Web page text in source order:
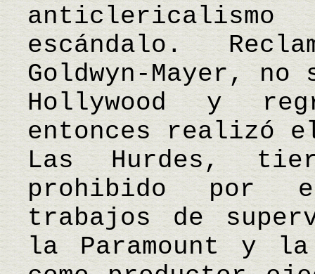
escándalo.
Goldwyn-Mayer,
Hollywood y
entonces realizó
Las Hurdes,
prohibido por
trabajos de
la Paramount y